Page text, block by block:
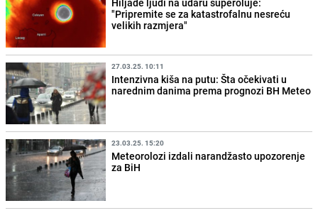
"Pripremite se za katastrofalnu nesreću
velikih razmjera"
27.03.25. 10:11
Intenzivna kiša na putu: Šta očekivati u
narednim danima prema prognozi BH Meteo
23.03.25. 15:20
Meteorolozi izdali narandžasto upozorenje
za BiH